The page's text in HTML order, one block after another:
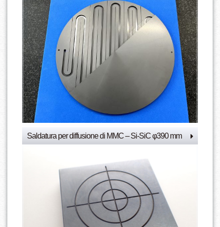
Saldatura per diffusione di MMC – Si-SiC φ390 mm